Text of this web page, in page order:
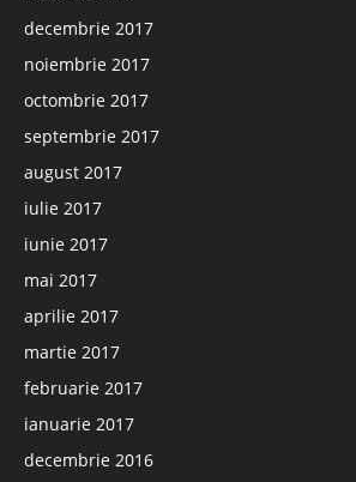
decembrie 2017
noiembrie 2017
octombrie 2017
septembrie 2017
august 2017
iulie 2017
iunie 2017
mai 2017
aprilie 2017
martie 2017
februarie 2017
ianuarie 2017
decembrie 2016